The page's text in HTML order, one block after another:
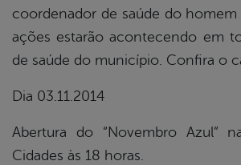
coordenador de saúde do homem
ações estarão acontecendo em
de saúde do município. Confira o
Dia 03.11.2014
Abertura do “Novembro Azul”
Cidades às 18 horas.